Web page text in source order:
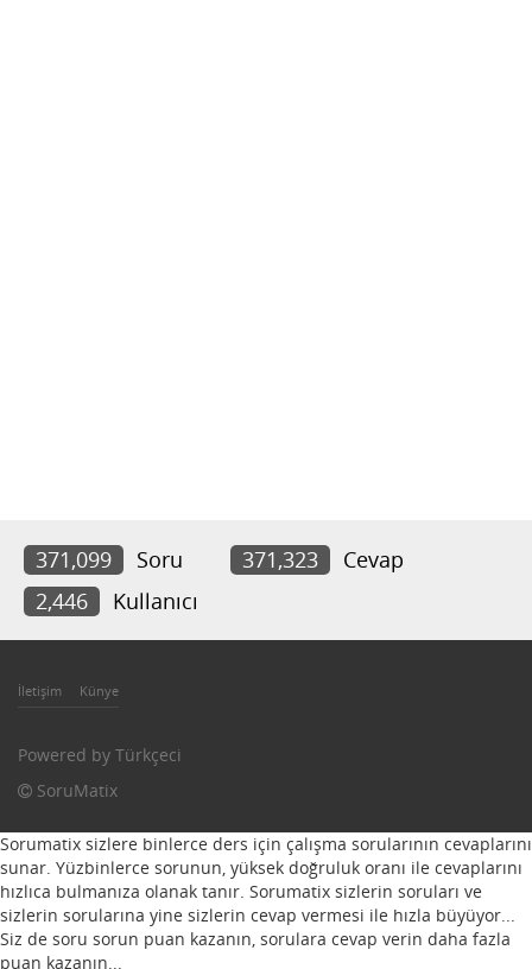
371,099 Soru 371,323
Cevap
2,446
Kullanıcı
İletişim Künye
Powered by Türkçeci
SoruMatix
Sorumatix sizlere binlerce ders için çalışma sorularının cevaplarını
sunar. Yüzbinlerce sorunun, yüksek doğruluk oranı ile cevaplarını
hızlıca bulmanıza olanak tanır. Sorumatix sizlerin soruları ve
sizlerin sorularına yine sizlerin cevap vermesi ile hızla büyüyor...
Siz de soru sorun puan kazanın, sorulara cevap verin daha fazla
puan kazanın...